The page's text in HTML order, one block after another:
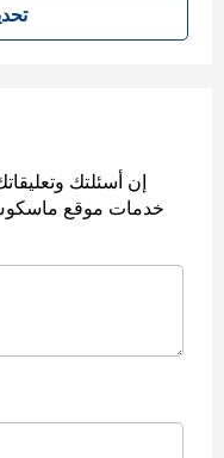
تحديث الصفحة
إن أسئلتك
خدمات موقع ماسكوس.